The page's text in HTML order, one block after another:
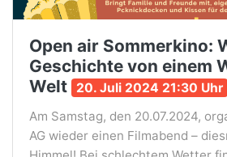
Open air Sommerkino:
Geschichte von einem
Welt
20. Juli 2024 21:30 Uhr
Am Samstag, den 20.07.2024,
AG wieder einen Filmabend –